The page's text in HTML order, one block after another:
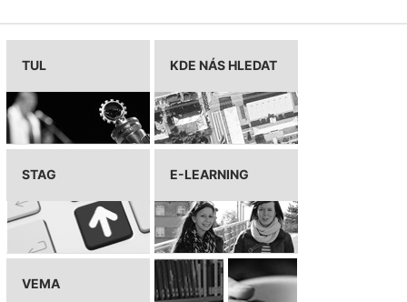
TUL KDE NÁS HLEDAT
STAG E-LEARNING
VEMA